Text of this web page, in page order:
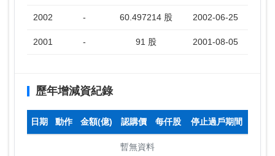
2002 - 60.497214 股 2002-06-25
2001 - 91 股 2001-08-05
歷年增減資紀錄
日期 動作 金額(億) 認購價 每仟股 停止過戶期間
暫無資料